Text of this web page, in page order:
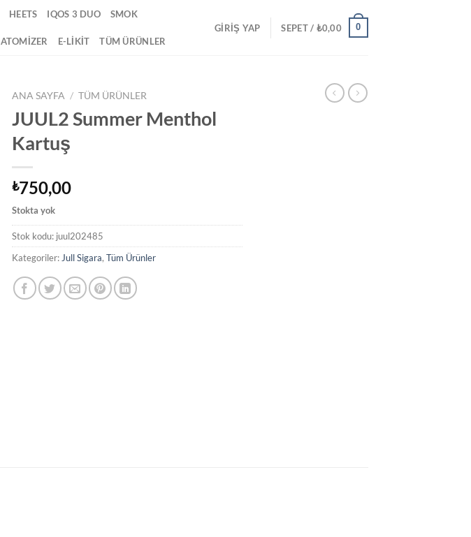
HEETS IQOS 3 DUO SMOK
ATOMIZER E-LIKIT TÜM ÜRÜNLER
GIRIŞ YAP SEPET / ₺0,00 0
ANA SAYFA / TÜM ÜRÜNLER
JUUL2 Summer Menthol
Kartuş
₺750,00
Stokta yok
Stok kodu: juul202485
Kategoriler: Jull Sigara, Tüm Ürünler